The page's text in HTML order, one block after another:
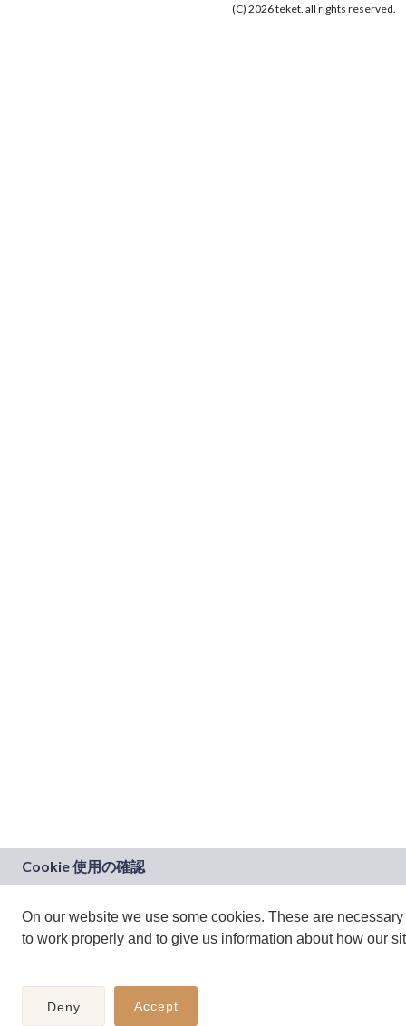
(C) 2026 teket. all rights reserved.
On our website we use some cookies. These are
to work properly and to give us information about how our
Deny Accept